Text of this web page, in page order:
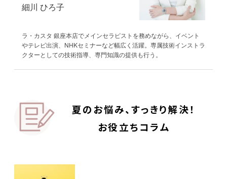
細川 ひろ子
ラ・カスタ 銀座本店でメインセラピストを務めながら、イベント
やテレビ出演、NHKセミナーなど幅広く活躍。専属技術インストラ
クターとしての技術指導、専門知識の提供も行う。
夏のお悩み、すっきり解決！
お役立ちコラム